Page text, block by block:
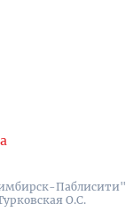
Паблисити"
О.С.